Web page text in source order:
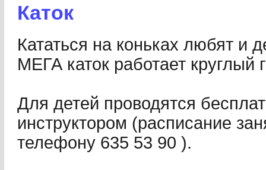
Каток
Кататься на коньках любят и
МЕГА каток работает круглый
Для детей проводятся
инструктором (расписание
телефону 635 53 90 ).